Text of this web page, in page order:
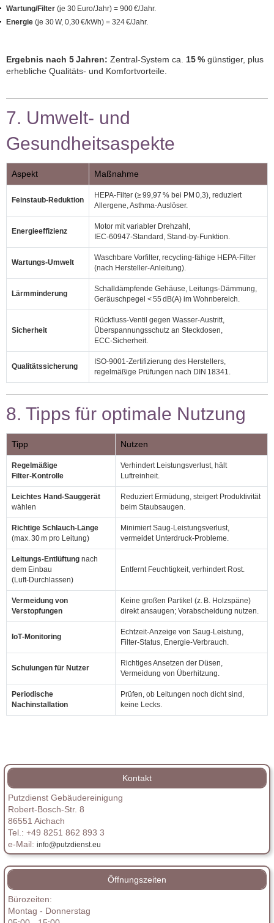
Wartung/Filter (je 30 Euro/Jahr) = 900 €/Jahr.
Energie (je 30 W, 0,30 €/kWh) = 324 €/Jahr.
Ergebnis nach 5 Jahren: Zentral‑System ca. 15 % günstiger, plus
erhebliche Qualitäts‑ und Komfortvorteile.
7. Umwelt‑ und
Gesundheitsaspekte
Aspekt Maßnahme
Feinstaub‑Reduktion
HEPA‑Filter (≥ 99,97 % bei PM 0,3), reduziert
Allergene, Asthma‑Auslöser.
Energieeffizienz
Motor mit variabler Drehzahl,
IEC‑60947‑Standard, Stand‑by‑Funktion.
Wartungs‑Umwelt
Waschbare Vorfilter, recycling‑fähige HEPA‑Filter
(nach Hersteller‑Anleitung).
Lärmminderung
Schalldämpfende Gehäuse, Leitungs‑Dämmung,
Geräuschpegel < 55 dB(A) im Wohnbereich.
Sicherheit
Rückfluss‑Ventil gegen Wasser‑Austritt,
Überspannungsschutz an Steckdosen,
ECC‑Sicherheit.
Qualitätssicherung
ISO‑9001‑Zertifizierung des Herstellers,
regelmäßige Prüfungen nach DIN 18341.
8. Tipps für optimale Nutzung
Tipp Nutzen
Regelmäßige
Filter‑Kontrolle
Verhindert Leistungsverlust, hält
Luftreinheit.
Leichtes Hand‑Sauggerät
wählen
Reduziert Ermüdung, steigert Produktivität
beim Staubsaugen.
Richtige Schlauch‑Länge
(max. 30 m pro Leitung)
Minimiert Saug‑Leistungsverlust,
vermeidet Unterdruck‑Probleme.
Leitungs‑Entlüftung nach
dem Einbau
(Luft‑Durchlassen)
Entfernt Feuchtigkeit, verhindert Rost.
Vermeidung von
Verstopfungen
Keine großen Partikel (z. B. Holzspäne)
direkt ansaugen; Vorabscheidung nutzen.
IoT‑Monitoring
Echtzeit‑Anzeige von Saug‑Leistung,
Filter‑Status, Energie‑Verbrauch.
Schulungen für Nutzer
Richtiges Ansetzen der Düsen,
Vermeidung von Überhitzung.
Periodische
Nachinstallation
Prüfen, ob Leitungen noch dicht sind,
keine Lecks.
Kontakt
Putzdienst Gebäudereinigung
Robert-Bosch-Str. 8
86551 Aichach
Tel.: +49 8251 862 893 3
e-Mail: info@putzdienst.eu
Öffnungszeiten
Bürozeiten:
Montag - Donnerstag